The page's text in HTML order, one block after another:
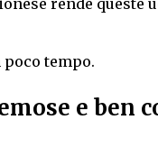
tempo.
e ben